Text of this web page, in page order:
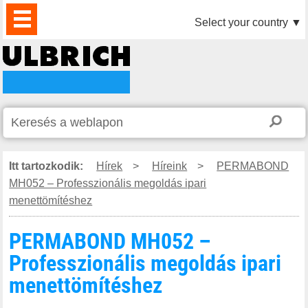
TERMÉKEK
HÍREK
LETÖLTÉS
VIDEÓK
PARTNEREINK
RÓLUNK
KAPCSOLAT Select your country ▼
Itt tartozkodik: Hírek > Híreink >
PERMABOND
MH052 – Professzionális megoldás ipari
menettömítéshez
PERMABOND MH052 –
Professzionális megoldás ipari
menettömítéshez